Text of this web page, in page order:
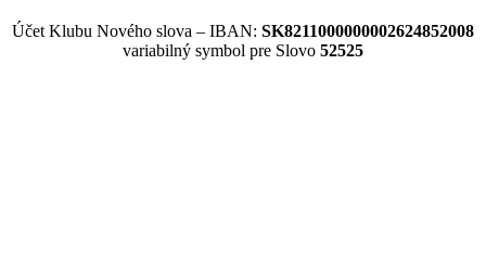
Účet Klubu Nového slova – IBAN: SK8211000000002624852008
variabilný symbol pre Slovo 52525